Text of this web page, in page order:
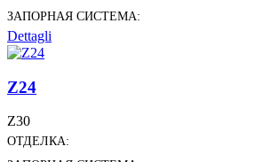
ЗАПОРНАЯ СИСТЕМА:
Dettagli
Z24
Z30
ОТДЕЛКА: